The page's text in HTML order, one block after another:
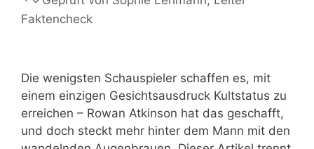
Faktencheck
Die wenigsten Schauspieler schaffen es, mit
einem einzigen Gesichtsausdruck Kultstatus zu
erreichen – Rowan Atkinson hat das geschafft,
und doch steckt mehr hinter dem Mann mit den